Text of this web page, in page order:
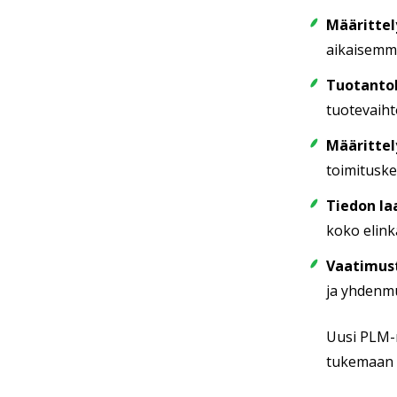
Tiedon
koko
ja
Uusi